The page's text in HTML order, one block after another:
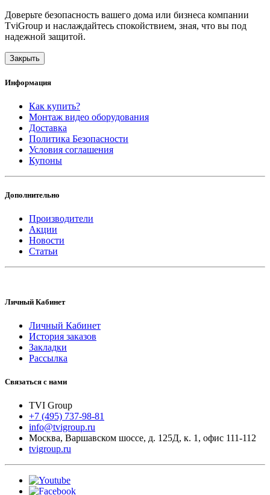
Доверьте безопасность вашего дома или бизнеса компании
TviGroup и наслаждайтесь спокойствием, зная, что вы под
надежной защитой.
Закрыть
Информация
Как купить?
Монтаж видео оборудования
Доставка
Политика Безопасности
Условия соглашения
Купоны
Дополнительно
Производители
Акции
Новости
Статьи
Личный Кабинет
Личный Кабинет
История заказов
Закладки
Рассылка
Связаться с нами
TVI Group
+7 (495) 737-98-81
info@tvigroup.ru
Москва, Варшавском шоссе, д. 125Д, к. 1, офис 111-112
tvigroup.ru